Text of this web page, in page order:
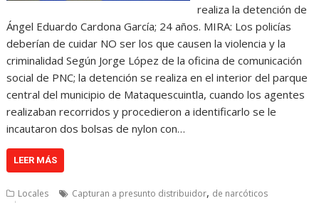
realiza la detención de
Ángel Eduardo Cardona García; 24 años. MIRA: Los policías
deberían de cuidar NO ser los que causen la violencia y la
criminalidad Según Jorge López de la oficina de comunicación
social de PNC; la detención se realiza en el interior del parque
central del municipio de Mataquescuintla, cuando los agentes
realizaban recorridos y procedieron a identificarlo se le
incautaron dos bolsas de nylon con…
LEER MÁS
Locales Capturan a presunto distribuidor, de narcóticos